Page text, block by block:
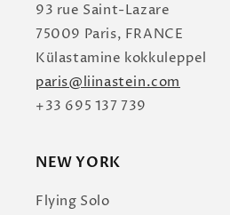
93 rue Saint-Lazare
75009 Paris, FRANCE
Külastamine kokkuleppel
paris@liinastein.com
+33 695 137 739
NEW YORK
Flying Solo